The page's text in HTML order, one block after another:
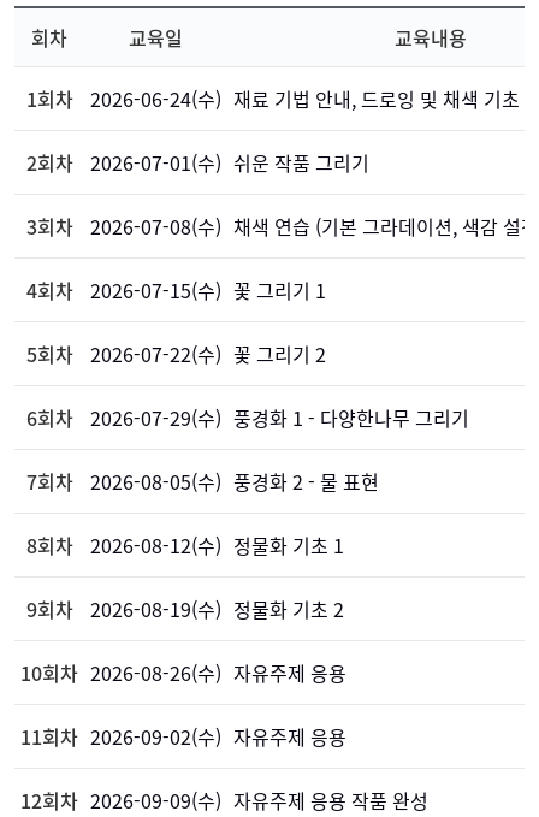
회차 교육일 교육내용
1회차 2026-06-24(수) 재료 기법 안내, 드로잉 및 채색 기초
2회차 2026-07-01(수) 쉬운 작품 그리기
3회차 2026-07-08(수) 채색 연습 (기본 그라데이션, 색감 설
4회차 2026-07-15(수) 꽃 그리기 1
5회차 2026-07-22(수) 꽃 그리기 2
6회차 2026-07-29(수) 풍경화 1 - 다양한나무 그리기
7회차 2026-08-05(수) 풍경화 2 - 물 표현
8회차 2026-08-12(수) 정물화 기초 1
9회차 2026-08-19(수) 정물화 기초 2
10회차 2026-08-26(수) 자유주제 응용
11회차 2026-09-02(수) 자유주제 응용
12회차 2026-09-09(수) 자유주제 응용 작품 완성